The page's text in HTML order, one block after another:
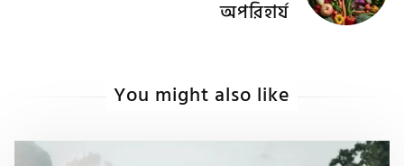
অপরিহার্য
You might also like